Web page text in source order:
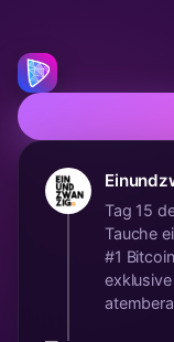
Tag 15
Tauche
#1